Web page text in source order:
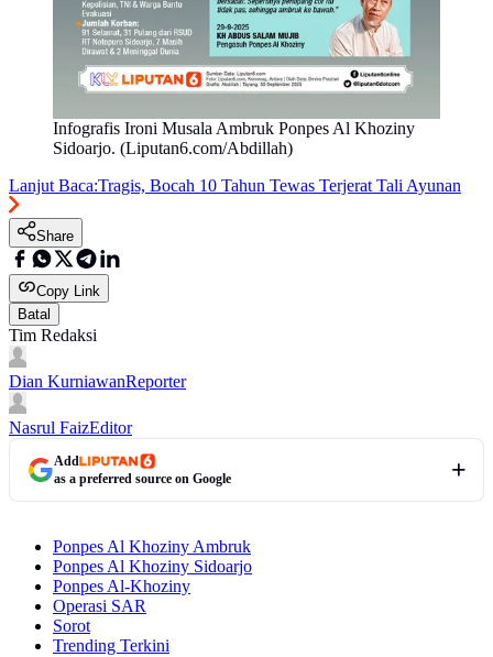
Infografis Ironi Musala Ambruk Ponpes Al Khoziny
Sidoarjo. (Liputan6.com/Abdillah)
Lanjut Baca:Tragis, Bocah 10 Tahun Tewas Terjerat Tali Ayunan
Share
Copy Link
Batal
Tim Redaksi
Dian KurniawanReporter
Nasrul FaizEditor
Add
as a preferred source on Google
Ponpes Al Khoziny Ambruk
Ponpes Al Khoziny Sidoarjo
Ponpes Al-Khoziny
Operasi SAR
Sorot
Trending Terkini